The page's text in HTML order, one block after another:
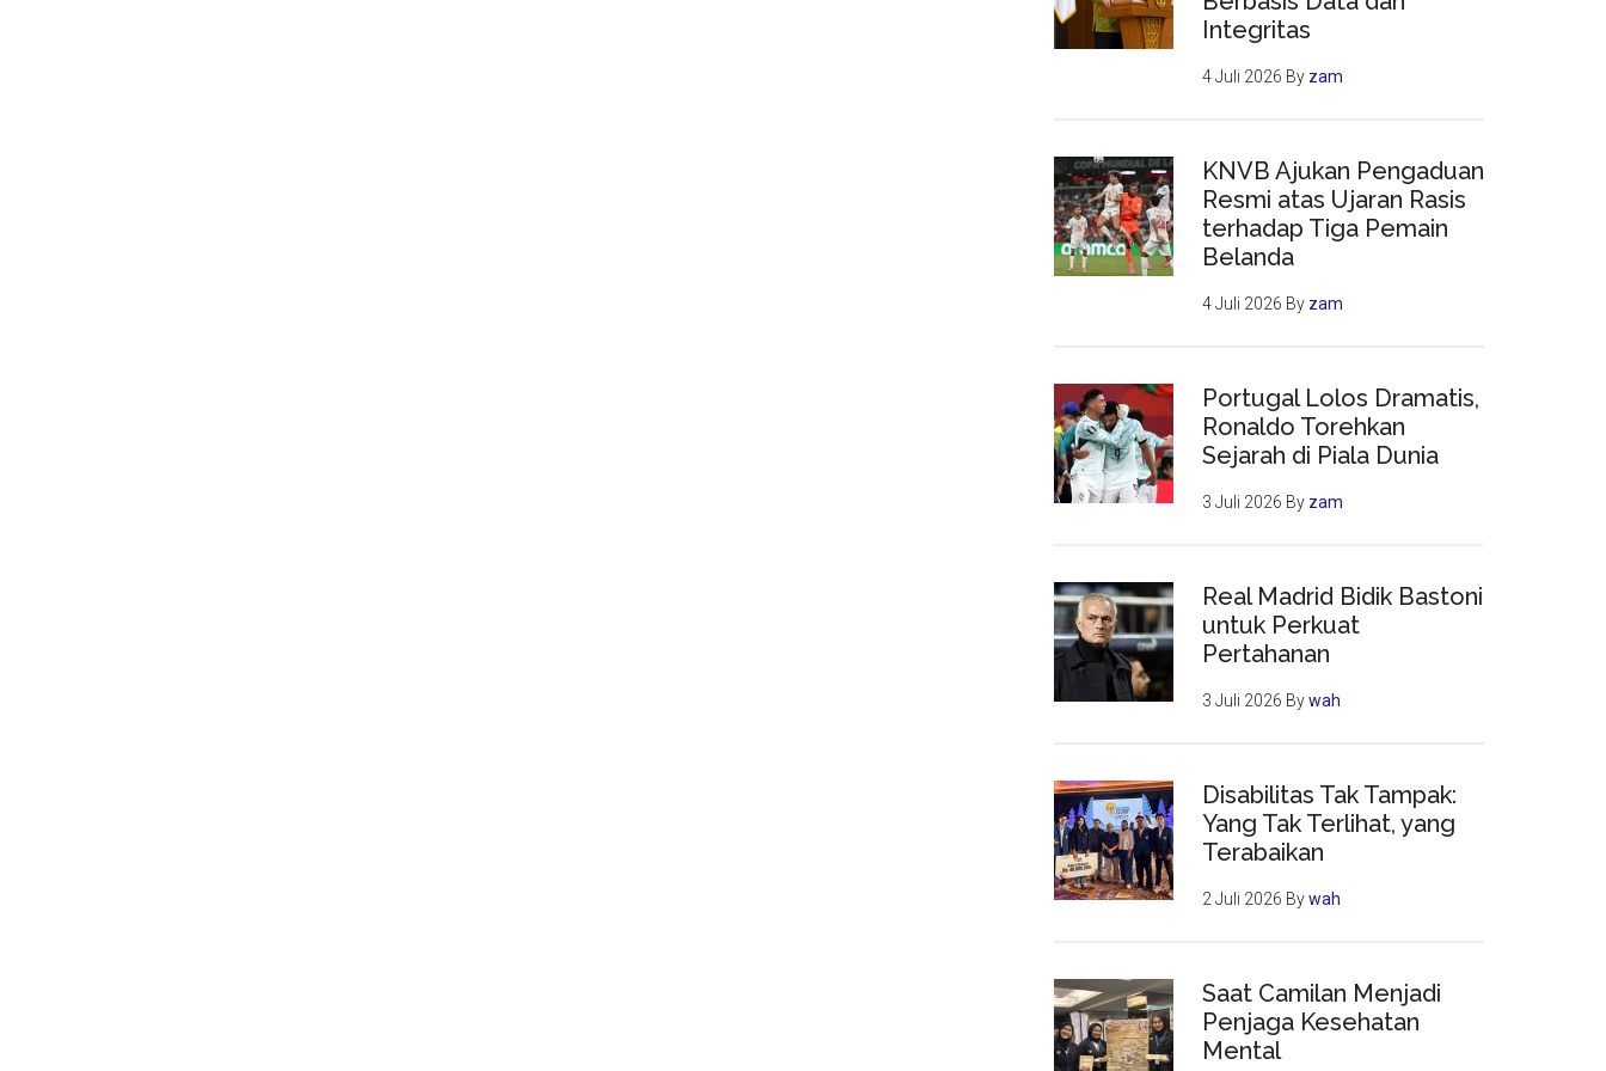
Integritas
4 Juli 2026 By zam
KNVB Ajukan Pengaduan
Resmi atas Ujaran Rasis
terhadap Tiga Pemain
Belanda
4 Juli 2026 By zam
Portugal Lolos Dramatis,
Ronaldo Torehkan
Sejarah di Piala Dunia
3 Juli 2026 By zam
Real Madrid Bidik Bastoni
untuk Perkuat
Pertahanan
3 Juli 2026 Bywah
Disabilitas Tak Tampak:
Yang Tak Terlihat, yang
Terabaikan
2 Juli 2026 Bywah
Saat Camilan Menjadi
Penjaga Kesehatan
Mental